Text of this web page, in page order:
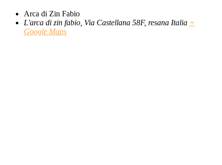
Arca di Zin Fabio
L'arca di zin fabio, Via Castellana 58F, resana Italia +
Google Maps